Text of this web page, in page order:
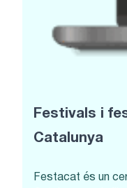
Festivals i
Catalunya
Festacat és un